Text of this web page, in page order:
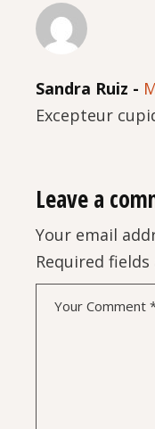
Sandra Ruiz
Excepteur
Leave a
Your email
Required